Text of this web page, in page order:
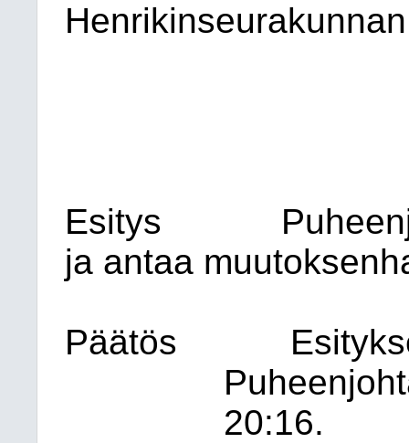
Esitys
ja antaa
Päätös
20:16.